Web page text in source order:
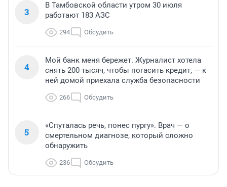
3
В Тамбовской области утром 30 июля
работают 183 АЗС
294 Обсудить
4
Мой банк меня бережет. Журналист хотела
снять 200 тысяч, чтобы погасить кредит, — к
ней домой приехала служба безопасности
266 Обсудить
5
«Спуталась речь, понес пургу». Врач — о
смертельном диагнозе, который сложно
обнаружить
236 Обсудить